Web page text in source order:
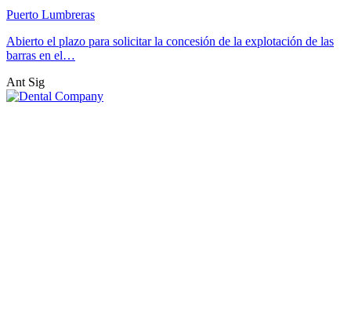
Puerto Lumbreras
Abierto el plazo para solicitar la concesión de la explotación de las
barras en el…
Ant Sig